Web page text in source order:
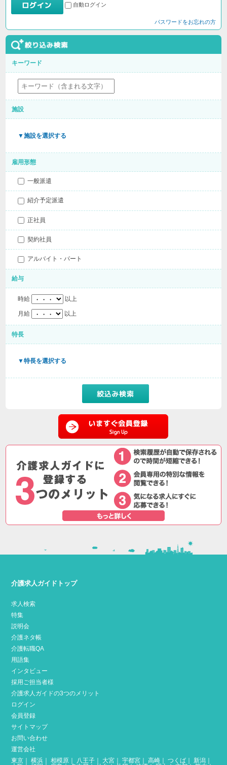
自動ログイン
パスワードをお忘れの方
キーワード
施設
▼施設を選択する
雇用形態
一般派遣
紹介予定派遣
正社員
契約社員
アルバイト・パート
給与
時給 以上
月給 以上
特長
▼特長を選択する
介護求人ガイドトップ
求人検索
特集
説明会
介護ネタ帳
介護転職QA
用語集
インタビュー
採用ご担当者様
介護求人ガイドの3つのメリット
ログイン
会員登録
サイトマップ
お問い合わせ
運営会社
東京 ｜横浜 ｜相模原 八王子 大宮 ｜宇都宮 ｜高崎 ｜つくば 新潟